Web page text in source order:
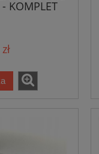
KOMPLET